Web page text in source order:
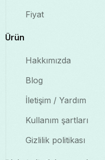
Fiyat
Ürün
Hakkımızda
Blog
İletişim / Yardım
Kullanım şartları
Gizlilik politikası